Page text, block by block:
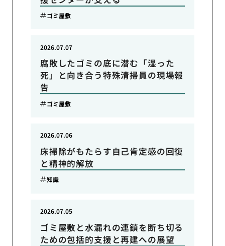
ゴミ屋敷
腐敗したゴミの底に潜む「湿った
死」と向き合う特殊清掃員の現場報
告
2026.07.07
ゴミ屋敷
床掃除がもたらす自己肯定感の回復
と精神的解放
2026.07.06
知識
ゴミ屋敷と水漏れの連鎖を断ち切る
ための包括的支援と再建への展望
2026.07.05